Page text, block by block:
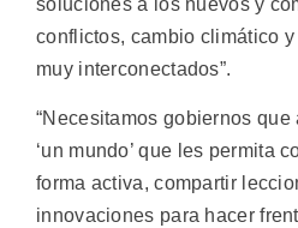
soluciones a los nuevos y
conflictos, cambio climático
muy interconectados”.
“Necesitamos gobiernos
‘un mundo’ que les permita
forma activa, compartir
innovaciones para hacer